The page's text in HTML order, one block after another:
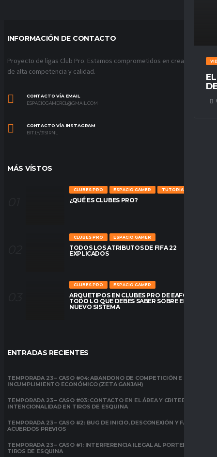
INFORMACIÓN DE CONTACTO
Proyecto de ligas Club Pro. Estamos comprometidos en crear ligas
de alta competencia y calidad.
CONTACTO VÍA EMAIL
ESPACIOGAMERCL@GMAIL.COM
CONTACTO VÍA INSTAGRAM
BIT.LY/31S1RNL
MÁS VÍSTOS
CLUBES PRO ESPACIO GAMER TUTORIALES
¿QUÉ ES CLUBES PRO?
CLUBES PRO ESPACIO GAMER
TODOS LOS ATRIBUTOS DE FIFA 22
EXPLICADOS
CLUBES PRO ESPACIO GAMER
ARQUETIPOS EN CLUBES PRO DE EAFC26:
TODO LO QUE DEBES SABER SOBRE EL
NUEVO SISTEMA
ENTRADAS RECIENTES
TEMPORADA 23 – CASO #04: ABANDONO DE COMPETICIÓN E
INCUMPLIMIENTO ECONÓMICO (ZETA GANJAH)
TEMPORADA 23 – CASO #03: CONTACTO EN EL ÁREA Y CRITERIO DE
INTENCIONALIDAD EN TIROS DE ESQUINA
TEMPORADA 23 – CASO #2: BUG DE INICIO, DESCONEXIÓN Y FALTA DE
ACUERDOS PREVIOS
TEMPORADA 23 – CASO #1: INTERFERENCIA ILEGAL AL PORTERO EN
TIROS DE ESQUINA